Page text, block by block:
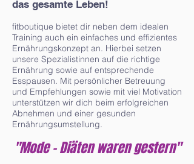
das gesamte Leben!
fitboutique bietet dir neben dem idealen
Training auch ein einfaches und effizientes
Ernährungskonzept an. Hierbei setzen
unsere Spezialistinnen auf die richtige
Ernährung sowie auf entsprechende
Esspausen. Mit persönlicher Betreuung
und Empfehlungen sowie mit viel Motivation
unterstützen wir dich beim erfolgreichen
Abnehmen und einer gesunden
Ernährungsumstellung.
"Mode - Diäten waren gestern"